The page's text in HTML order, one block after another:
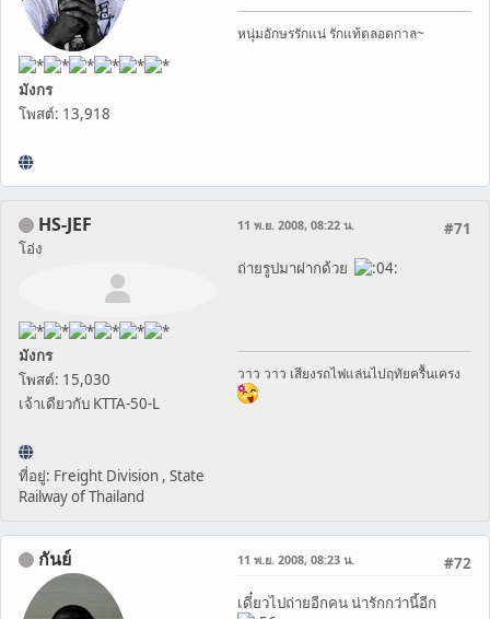
มังกร
โพสต์: 13,918
หนุ่มอักษรรักแน่ รักแท้ตลอดกาล~
HS-JEF
โอ่ง
มังกร
โพสต์: 15,030
เจ้าเดียวกับ KTTA-50-L
ที่อยู่: Freight Division , State
Railway of Thailand
#71
11 พ.ย. 2008, 08:22 น.
ถ่ายรูปมาฝากด้วย
วาว วาว เสียงรถไฟแล่นไปฤทัยครื้นเครง
กันย์ #72
11 พ.ย. 2008, 08:23 น.
เดี๋ยวไปถ่ายอีกคน น่ารักกว่านี้อีก